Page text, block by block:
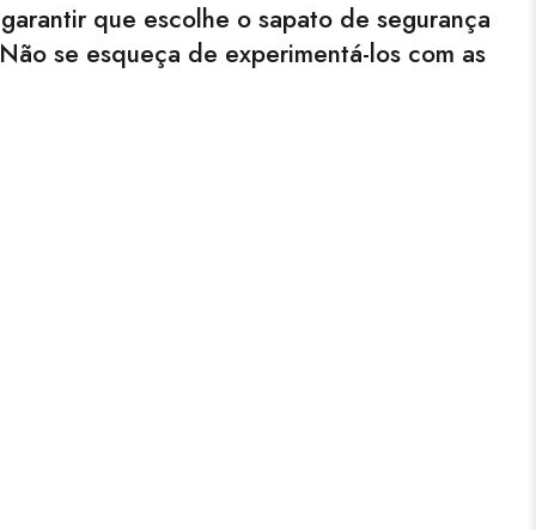
que escolhe o sapato de segurança
se esqueça de experimentá-los com as